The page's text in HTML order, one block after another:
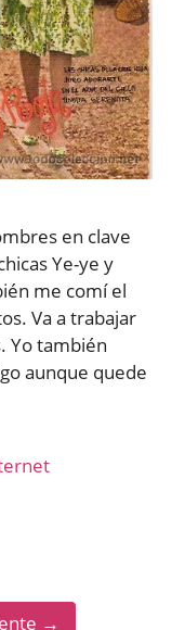
en clave
Ye-ye y
me comí el
Va a trabajar
Yo también
aunque quede
→